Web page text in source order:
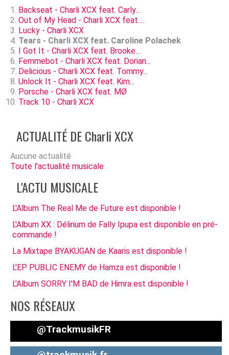
Backseat - Charli XCX feat. Carly...
Out of My Head - Charli XCX feat....
Lucky - Charli XCX
Tears - Charli XCX feat. Caroline Polachek
I Got It - Charli XCX feat. Brooke...
Femmebot - Charli XCX feat. Dorian...
Delicious - Charli XCX feat. Tommy...
Unlock It - Charli XCX feat. Kim...
Porsche - Charli XCX feat. MØ
Track 10 - Charli XCX
ACTUALITÉ DE Charli XCX
Aucune actualité
Toute l'actualité musicale
L'ACTU MUSICALE
L'Album The Real Me de Future est disponible !
L'Album XX : Délirium de Fally Ipupa est disponible en pré-
commande !
La Mixtape BYAKUGAN de Kaaris est disponible !
L'EP PUBLIC ENEMY de Hamza est disponible !
L'Album SORRY I'M BAD de Himra est disponible !
NOS RÉSEAUX
@TrackmusikFR